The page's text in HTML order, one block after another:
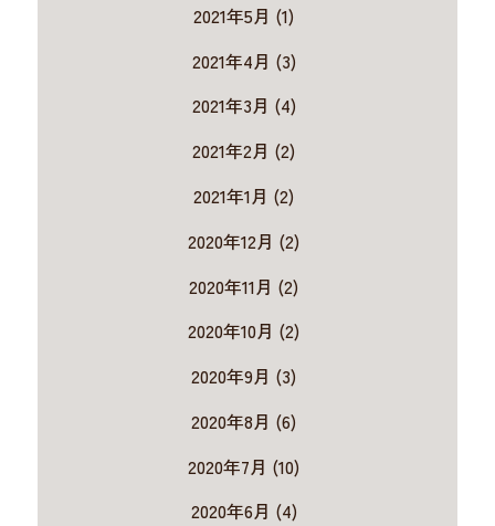
2021年5月 (1)
2021年4月 (3)
2021年3月 (4)
2021年2月 (2)
2021年1月 (2)
2020年12月 (2)
2020年11月 (2)
2020年10月 (2)
2020年9月 (3)
2020年8月 (6)
2020年7月 (10)
2020年6月 (4)